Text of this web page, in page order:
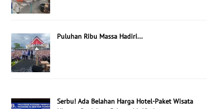
Puluhan Ribu Massa Hadiri...
Serbu! Ada Belahan Harga Hotel-Paket Wisata